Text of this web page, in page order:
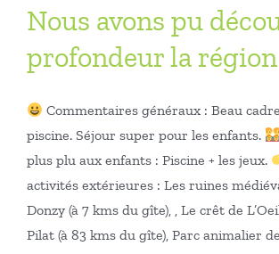
Nous avons pu
profondeur la
Commentaires généraux : Beau
piscine. Séjour super pour les enfants.
plus plu aux enfants : Piscine + les jeux.
activités extérieures : Les ruines
Donzy (à 7 kms du gîte), , Le crêt de
Pilat (à 83 kms du gîte), Parc animalier de